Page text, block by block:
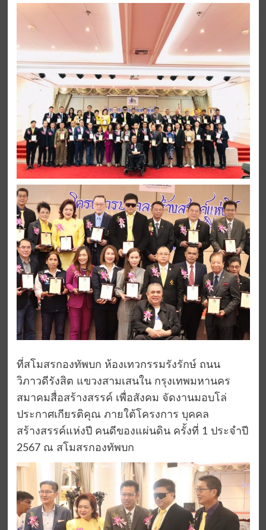
ที่สโมสรกองทัพบก ห้องเทวกรรมรังรักษ์ ถนน
วิภาวดีรังสิต แขวงสามเสนใน กรุงเทพมหานคร
สมาคมสื่อสร้างสรรค์ เพื่อสังคม จัดงานมอบโล่
ประกาศเกียรติคุณ ภายใต้โครงการ บุคคล
สร้างสรรค์แห่งปี คนดีของแผ่นดิน ครั้งที่ 1 ประจำปี
2567 ณ สโมสรกองทัพบก